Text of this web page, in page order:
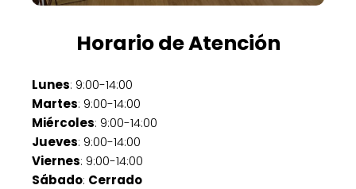
Horario de Atención
Lunes: 9:00-14:00
Martes: 9:00-14:00
Miércoles: 9:00-14:00
Jueves: 9:00-14:00
Viernes: 9:00-14:00
Sábado: Cerrado